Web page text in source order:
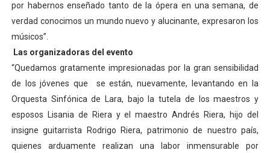
por habernos enseñado tanto de la ópera en una semana, de
verdad conocimos un mundo nuevo y alucinante, expresaron los
músicos”.
Las organizadoras del evento
“Quedamos gratamente impresionadas por la gran sensibilidad
de los jóvenes que
se están, nuevamente, levantando en la
Orquesta Sinfónica de Lara, bajo la tutela de los maestros y
esposos Lisania de Riera y el maestro Andrés Riera, hijo del
insigne guitarrista Rodrigo Riera, patrimonio de nuestro país,
quienes arduamente realizan una labor inmensurable por